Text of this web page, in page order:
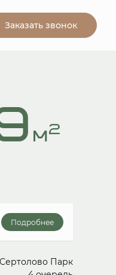
Заказать звонок
Забронировать
м2
Подробнее
Сертолово Парк